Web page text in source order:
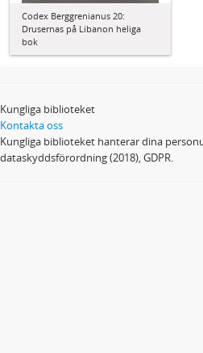
Codex Berggrenianus 20:
Drusernas på Libanon heliga
bok
Kungliga biblioteket
Kontakta oss
Kungliga biblioteket hanterar dina
dataskyddsförordning (2018), GDPR.